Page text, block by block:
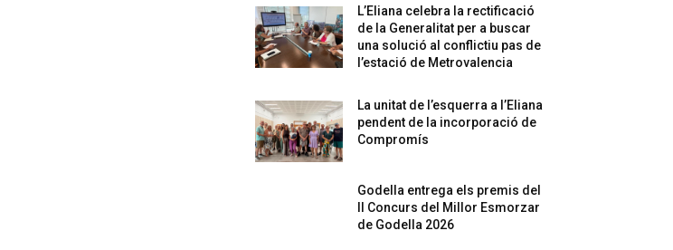
L’Eliana celebra la rectificació
de la Generalitat per a buscar
una solució al conflictiu pas de
l’estació de Metrovalencia
La unitat de l’esquerra a l’Eliana
pendent de la incorporació de
Compromís
Godella entrega els premis del
II Concurs del Millor Esmorzar
de Godella 2026